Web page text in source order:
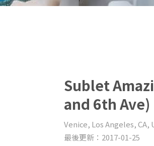
Sublet
and 6th Ave)
Venice, Los Angeles,
最後更新：2017-01-25